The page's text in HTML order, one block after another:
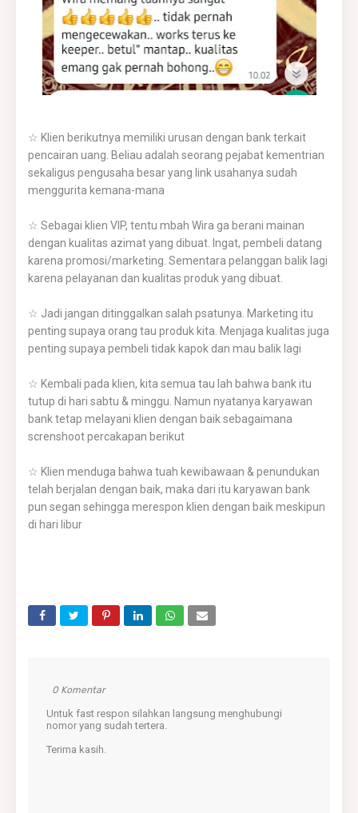
☆ Klien berikutnya memiliki urusan dengan bank terkait
pencairan uang. Beliau adalah seorang pejabat kementrian
sekaligus pengusaha besar yang link usahanya sudah
menggurita kemana-mana
☆ Sebagai klien VIP, tentu mbah Wira ga berani mainan
dengan kualitas azimat yang dibuat. Ingat, pembeli datang
karena promosi/marketing. Sementara pelanggan balik lagi
karena pelayanan dan kualitas produk yang dibuat.
☆ Jadi jangan ditinggalkan salah psatunya. Marketing itu
penting supaya orang tau produk kita. Menjaga kualitas juga
penting supaya pembeli tidak kapok dan mau balik lagi
☆ Kembali pada klien, kita semua tau lah bahwa bank itu
tutup di hari sabtu & minggu. Namun nyatanya karyawan
bank tetap melayani klien dengan baik sebagaimana
screnshoot percakapan berikut
☆ Klien menduga bahwa tuah kewibawaan & penundukan
telah berjalan dengan baik, maka dari itu karyawan bank
pun segan sehingga merespon klien dengan baik meskipun
di hari libur
0 Komentar
Untuk fast respon silahkan langsung menghubungi
nomor yang sudah tertera.
Terima kasih.